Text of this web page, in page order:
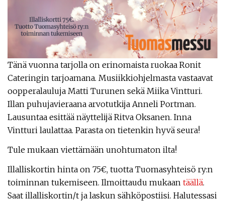
Tänä vuonna tarjolla on erinomaista ruokaa Ronit
Cateringin tarjoamana. Musiikkiohjelmasta vastaavat
oopperalauluja Matti Turunen sekä Miika Vintturi.
Illan puhujavieraana arvotutkija Anneli Portman.
Lausuntaa esittää näyttelijä Ritva Oksanen. Inna
Vintturi laulattaa. Parasta on tietenkin hyvä seura!
Tule mukaan viettämään unohtumaton ilta!
Illalliskortin hinta on 75€, tuotta Tuomasyhteisö ry:n
toiminnan tukemiseen. Ilmoittaudu mukaan täällä.
Saat illalliskortin/t ja laskun sähköpostiisi. Halutessasi